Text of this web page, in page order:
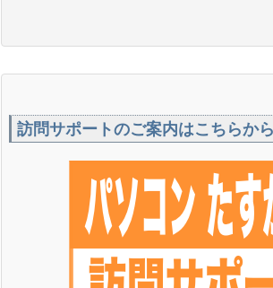
訪問サポートのご案内はこちらから